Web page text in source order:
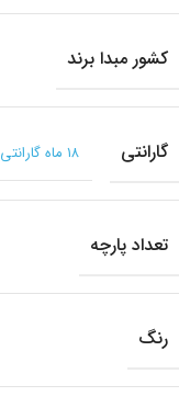
کشور مبدا برند
گارانتی ۱۸ ماه گارانتی لوازم خانگی ایران : نماینده انحصاری کرکماز در ایران
تعداد پارچه
رنگ